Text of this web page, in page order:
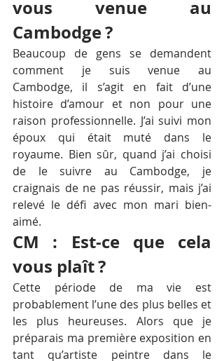
vous venue au
Cambodge ?
Beaucoup de gens se demandent
comment je suis venue au
Cambodge, il s’agit en fait d’une
histoire d’amour et non pour une
raison professionnelle. J’ai suivi mon
époux qui était muté dans le
royaume. Bien sûr, quand j’ai choisi
de le suivre au Cambodge, je
craignais de ne pas réussir, mais j’ai
relevé le défi avec mon mari bien-
aimé.
CM : Est-ce que cela
vous plaît ?
Cette période de ma vie est
probablement l’une des plus belles et
les plus heureuses. Alors que je
préparais ma première exposition en
tant qu’artiste peintre dans le